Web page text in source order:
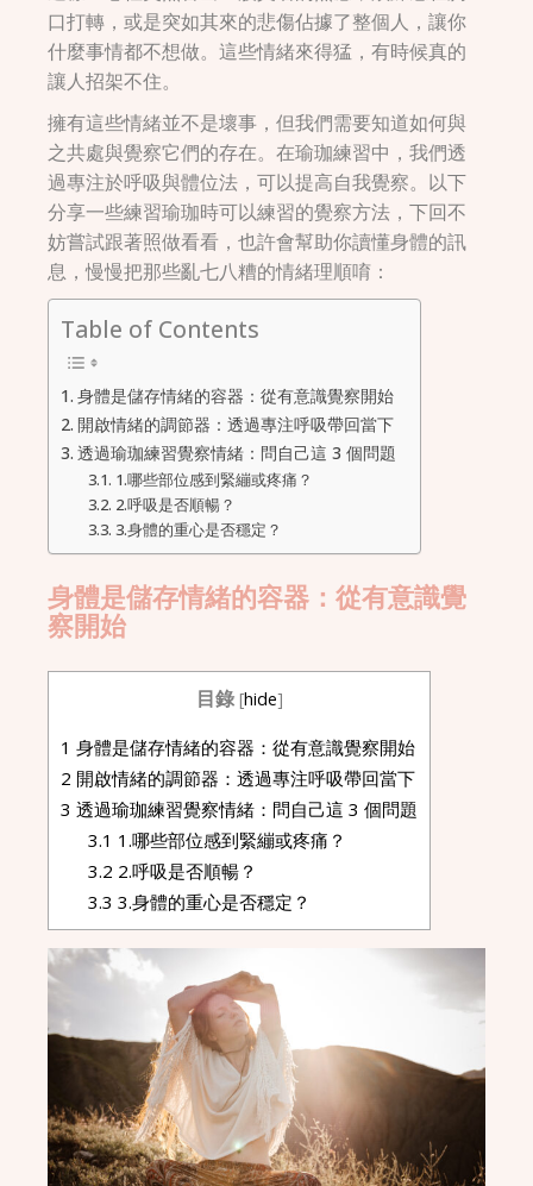
口打轉，或是突如其來的悲傷佔據了整個人，讓你
什麼事情都不想做。這些情緒來得猛，有時候真的
讓人招架不住。
擁有這些情緒並不是壞事，但我們需要知道如何與
之共處與覺察它們的存在。在瑜珈練習中，我們透
過專注於呼吸與體位法，可以提高自我覺察。以下
分享一些練習瑜珈時可以練習的覺察方法，下回不
妨嘗試跟著照做看看，也許會幫助你讀懂身體的訊
息，慢慢把那些亂七八糟的情緒理順唷：
Table of Contents
身體是儲存情緒的容器：從有意識覺察開始
開啟情緒的調節器：透過專注呼吸帶回當下
透過瑜珈練習覺察情緒：問自己這 3 個問題
1.哪些部位感到緊繃或疼痛？
2.呼吸是否順暢？
3.身體的重心是否穩定？
身體是儲存情緒的容器：從有意識覺
察開始
目錄 [hide]
1 身體是儲存情緒的容器：從有意識覺察開始
2 開啟情緒的調節器：透過專注呼吸帶回當下
3 透過瑜珈練習覺察情緒：問自己這 3 個問題
3.1 1.哪些部位感到緊繃或疼痛？
3.2 2.呼吸是否順暢？
3.3 3.身體的重心是否穩定？